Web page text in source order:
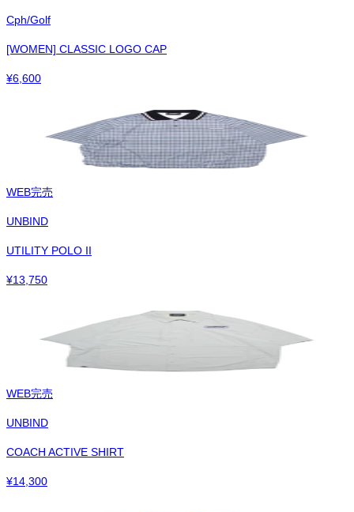
Cph/Golf
[WOMEN] CLASSIC LOGO CAP
¥6,600
WEB完売
UNBIND
UTILITY POLO II
¥13,750
WEB完売
UNBIND
COACH ACTIVE SHIRT
¥14,300